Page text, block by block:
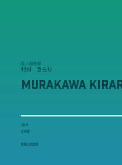
陸上競技部
村川 きらり
MURAKAWA
1年生
法学部
青森山田高校